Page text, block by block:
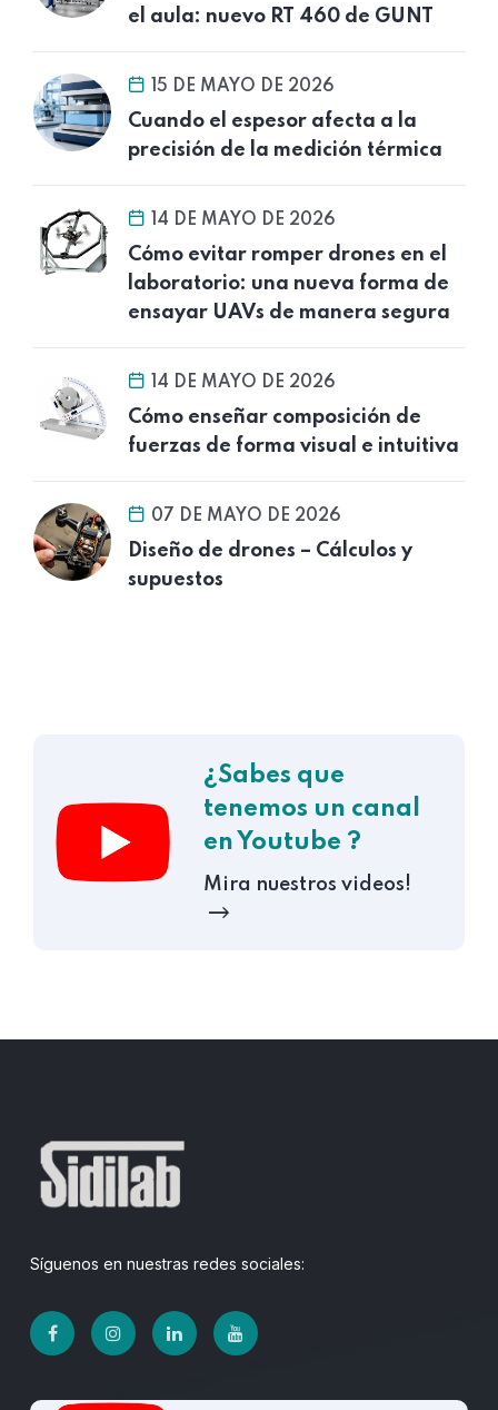
el aula: nuevo RT 460 de GUNT
15 DE MAYO DE 2026
Cuando el espesor afecta a la
precisión de la medición térmica
14 DE MAYO DE 2026
Cómo evitar romper drones en el
laboratorio: una nueva forma de
ensayar UAVs de manera segura
14 DE MAYO DE 2026
Cómo enseñar composición de
fuerzas de forma visual e intuitiva
07 DE MAYO DE 2026
Diseño de drones – Cálculos y
supuestos
¿Sabes que
tenemos un canal
en Youtube ?
Mira nuestros videos!
Síguenos en nuestras redes sociales: